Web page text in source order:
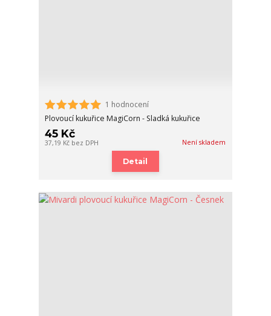
1 hodnocení
Plovoucí kukuřice MagiCorn - Sladká kukuřice
45 Kč
37,19 Kč bez DPH Není skladem
Detail